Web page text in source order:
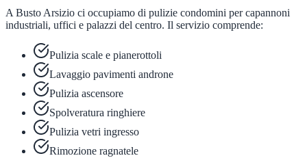
A Busto Arsizio ci occupiamo di pulizie condomini per capannoni
industriali, uffici e palazzi del centro. Il servizio comprende:
Pulizia scale e pianerottoli
Lavaggio pavimenti androne
Pulizia ascensore
Spolveratura ringhiere
Pulizia vetri ingresso
Rimozione ragnatele